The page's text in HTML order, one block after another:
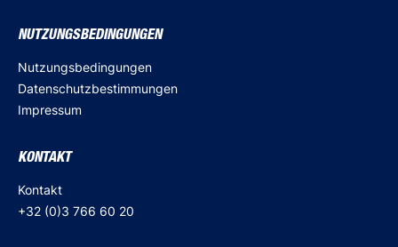
NUTZUNGSBEDINGUNGEN
Nutzungsbedingungen
Datenschutzbestimmungen
Impressum
KONTAKT
Kontakt
+32 (0)3 766 60 20